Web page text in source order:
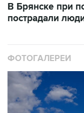
В Брянске при
пострадали
ФОТОГАЛЕРЕИ